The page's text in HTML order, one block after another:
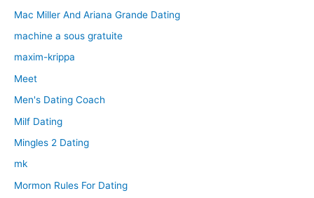
Mac Miller And Ariana Grande Dating
machine a sous gratuite
maxim-krippa
Meet
Men's Dating Coach
Milf Dating
Mingles 2 Dating
mk
Mormon Rules For Dating